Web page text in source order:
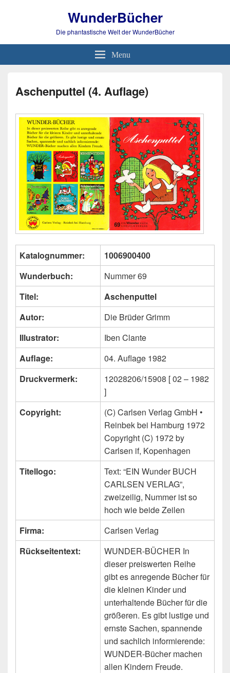
WunderBücher
Die phantastische Welt der WunderBücher
Menu
Aschenputtel (4. Auflage)
Katalognummer:
1006900400
Wunderbuch:
Nummer 69
Titel:
Aschenputtel
Autor:
Die Brüder Grimm
Illustrator:
Iben Clante
Auflage:
04. Auflage 1982
Druckvermerk:
12028206/15908 [ 02 – 1982
]
Copyright:
(C) Carlsen Verlag GmbH •
Reinbek bei Hamburg 1972
Copyright (C) 1972 by
Carlsen if, Kopenhagen
Titellogo:
Text: “EIN Wunder BUCH
CARLSEN VERLAG”,
zweizeilig, Nummer ist so
hoch wie beide Zeilen
Firma:
Carlsen Verlag
Rückseitentext:
WUNDER-BÜCHER In
dieser preiswerten Reihe
gibt es anregende Bücher für
die kleinen Kinder und
unterhaltende Bücher für die
größeren. Es gibt lustige und
ernste Sachen, spannende
und sachlich informierende:
WUNDER-Bücher machen
allen Kindern Freude.